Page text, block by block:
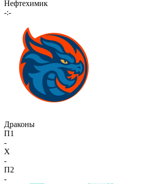
Нефтехимик
-:-
Драконы
П1
-
X
-
П2
-